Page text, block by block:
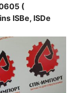
(​
ISBe, ISDe